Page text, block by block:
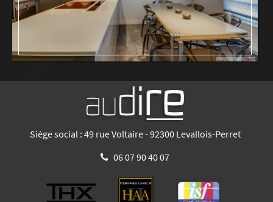
Siège social : 49 rue Voltaire - 92300 Levallois-Perret
06 07 90 40 07